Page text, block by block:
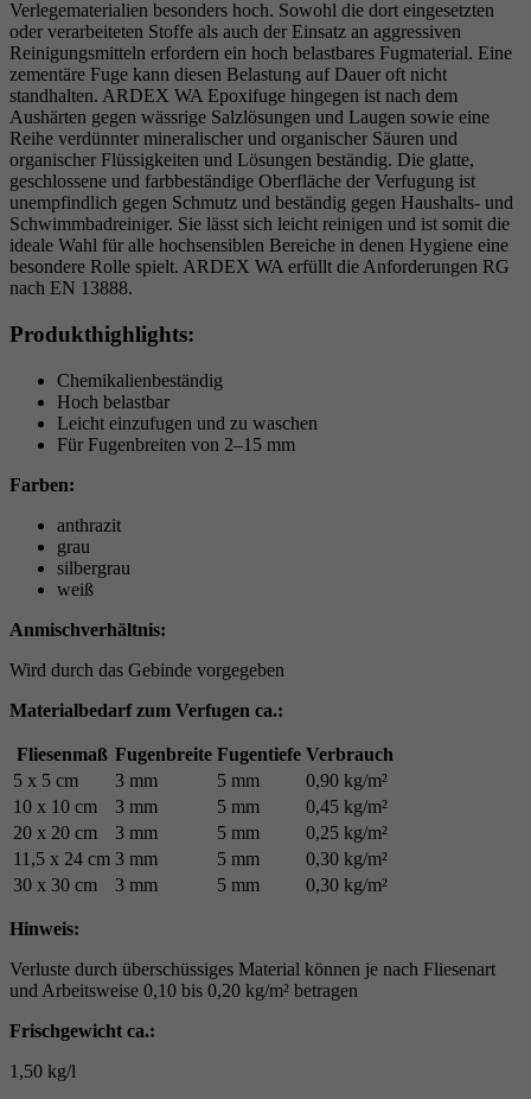
Verlegematerialien besonders hoch. Sowohl die dort eingesetzten
oder verarbeiteten Stoffe als auch der Einsatz an aggressiven
Reinigungsmitteln erfordern ein hoch belastbares Fugmaterial. Eine
zementäre Fuge kann diesen Belastung auf Dauer oft nicht
standhalten. ARDEX WA Epoxifuge hingegen ist nach dem
Aushärten gegen wässrige Salzlösungen und Laugen sowie eine
Reihe verdünnter mineralischer und organischer Säuren und
organischer Flüssigkeiten und Lösungen beständig. Die glatte,
geschlossene und farbbeständige Oberfläche der Verfugung ist
unempfindlich gegen Schmutz und beständig gegen Haushalts- und
Schwimmbadreiniger. Sie lässt sich leicht reinigen und ist somit die
ideale Wahl für alle hochsensiblen Bereiche in denen Hygiene eine
besondere Rolle spielt. ARDEX WA erfüllt die Anforderungen RG
nach EN 13888.
Produkthighlights:
Chemikalienbeständig
Hoch belastbar
Leicht einzufugen und zu waschen
Für Fugenbreiten von 2–15 mm
Farben:
anthrazit
grau
silbergrau
weiß
Anmischverhältnis:
Wird durch das Gebinde vorgegeben
Materialbedarf zum Verfugen ca.:
Fliesenmaß Fugenbreite Fugentiefe Verbrauch
5 x 5 cm
3 mm 5 mm
0,90 kg/m²
10 x 10 cm
3 mm 5 mm
0,45 kg/m²
20 x 20 cm
3 mm 5 mm
0,25 kg/m²
11,5 x 24 cm 3 mm 5 mm
0,30 kg/m²
30 x 30 cm
3 mm 5 mm 0,30 kg/m²
Hinweis:
Verluste durch überschüssiges Material können je nach Fliesenart
und Arbeitsweise 0,10 bis 0,20 kg/m² betragen
Frischgewicht ca.:
1,50 kg/l